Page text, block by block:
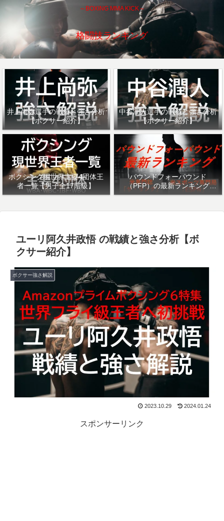
～BOXING MMA KICK～
格闘技ランキング
井上尚弥選手の戦績と強さ分析
【ボクサー紹介】
中谷潤人選手の戦績と強さ分析
【ボクサー紹介】
ボクシング現世界主要4団体王
者一覧【男子全17階級】
パウンドフォーパウンド
（PFP）の最新ランキング
「ザ・リング」・「ESPN」を
ユーリ阿久井政悟 の戦績と強さ分析【ボ
クサー紹介】
ボクサー強さ解説
2023.10.29 2024.01.24
スポンサーリンク